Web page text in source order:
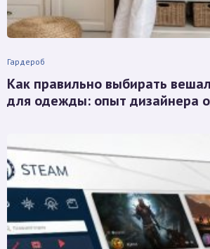
Гардероб
Как правильно выбирать
для одежды: опыт дизайнера